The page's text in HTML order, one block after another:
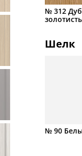
№ 312 Дуб
Шелк
№ 90